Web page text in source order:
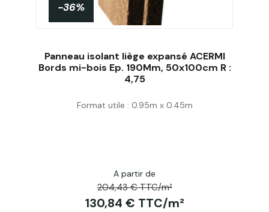
-36%
Panneau isolant liège expansé ACERMI
Bords mi-bois Ep. 190Mm, 50x100cm R :
4,75
Format utile : 0.95m x 0.45m
A partir de
204,43 € TTC/m²
130,84 € TTC/m²